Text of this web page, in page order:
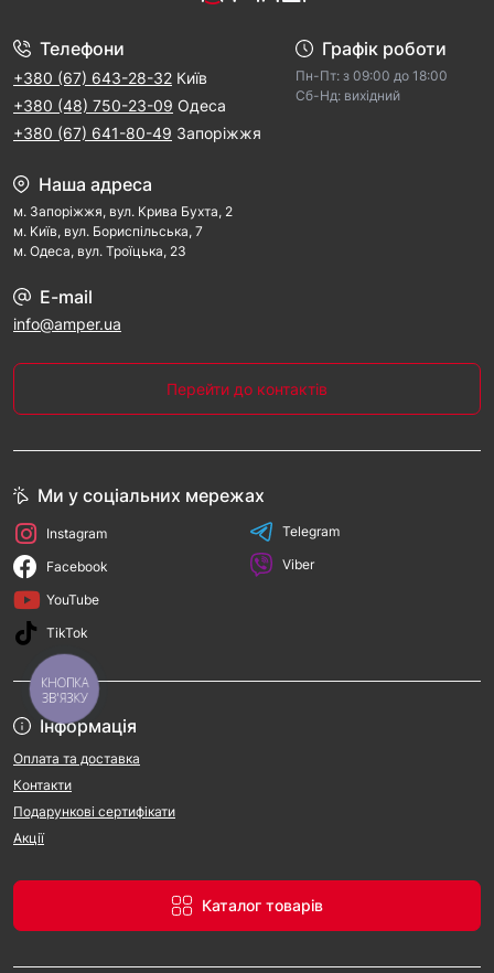
Телефони
+380 (67) 643-28-32 Київ
+380 (48) 750-23-09 Одеса
+380 (67) 641-80-49 Запоріжжя
Графік роботи
Пн-Пт: з 09:00 дo 18:00
Cб-Hд: виxідний
Наша адреса
м. Запорiжжя, вул. Крива Бухта, 2
м. Kиїв, вул. Бориспільська, 7
м. Одеса, вул. Троїцька, 23
E-mail
info@amper.ua
Перейти до контактів
Інформація
Оплата та доставка
Контакти
Подарункові сертифікати
Акції
Каталог товарів
Ми у соціальних мережах
Instagram
Facebook
YouTube
TikTok
Telegram
Viber
КНОПКА
ЗВ'ЯЗКУ